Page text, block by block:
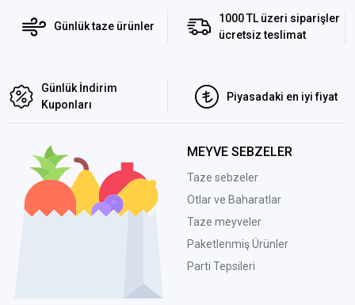
Günlük taze ürünler
1000 TL üzeri siparişler
ücretsiz teslimat
Günlük İndirim
Kuponları
Piyasadaki en iyi fiyat
MEYVE SEBZELER
Taze sebzeler
Otlar ve Baharatlar
Taze meyveler
Paketlenmiş Ürünler
Parti Tepsileri